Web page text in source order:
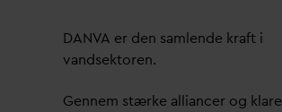
DANVA er den samlende kraft i
vandsektoren.
Gennem stærke alliancer og klare